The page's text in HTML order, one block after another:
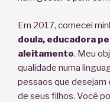
Em 2017, comecei
doula, educadora
aleitamento. Meu
qualidade numa
pessaos que desejam
de seus filhos. Você